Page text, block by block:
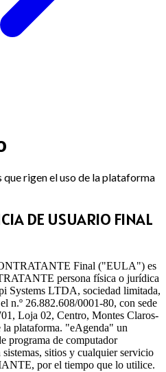
que rigen el uso de la plataforma
DE USUARIO FINAL
Final ("EULA") es
persona física o jurídica
LTDA, sociedad limitada,
n.º 26.882.608/0001-80, con sede
Loja 02, Centro, Montes Claros-
la plataforma. "eAgenda" un
programa de computador
sitios y cualquier servicio
por el tiempo que lo utilice.